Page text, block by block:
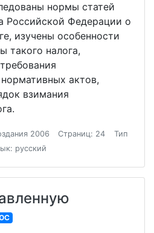
нормы статей
Российской Федерации о
изучены особенности
такого налога,
актов,
взимания
2006 Страниц: 24
Тип
русский